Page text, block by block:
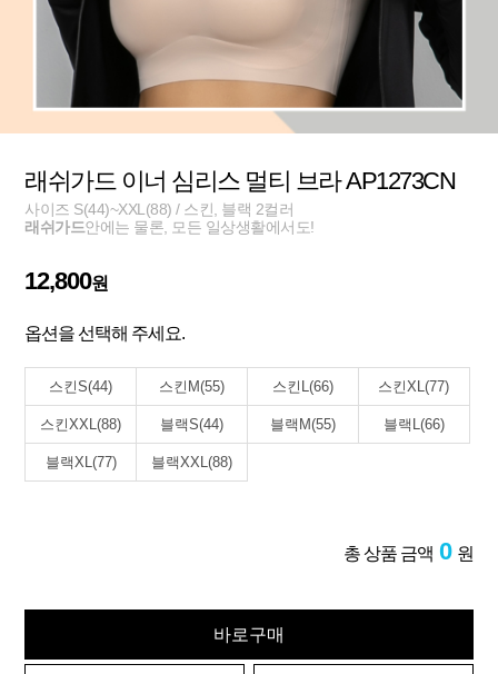
래쉬가드 이너 심리스 멀티 브라 AP1273CN
사이즈 S(44)~XXL(88) / 스킨, 블랙 2컬러
래쉬가드안에는 물론, 모든 일상생활에서도!
12,800원
옵션을 선택해 주세요.
스킨S(44) 스킨M(55) 스킨L(66) 스킨XL(77)
스킨XXL(88) 블랙S(44) 블랙M(55) 블랙L(66)
블랙XL(77) 블랙XXL(88)
총 상품 금액 0 원
바로구매